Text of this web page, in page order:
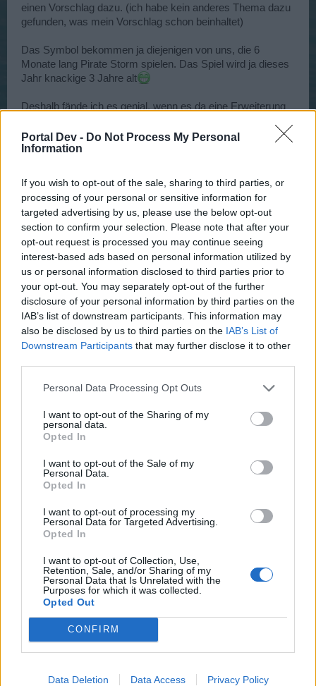
Portal Dev - Do Not Process My Personal
Information
If you wish to opt-out of the sale, sharing to third parties, or
processing of your personal or sensitive information for
targeted advertising by us, please use the below opt-out
section to confirm your selection. Please note that after your
opt-out request is processed you may continue seeing
interest-based ads based on personal information utilized by
us or personal information disclosed to third parties prior to
your opt-out. You may separately opt-out of the further
disclosure of your personal information by third parties on the
IAB’s list of downstream participants. This information may
also be disclosed by us to third parties on the IAB’s List of
Downstream Participants that may further disclose it to other
Personal Data Processing Opt Outs
I want to opt-out of the Sharing of my
personal data.
Opted In
I want to opt-out of the Sale of my
Personal Data.
Opted In
I want to opt-out of processing my
Personal Data for Targeted Advertising.
Opted In
I want to opt-out of Collection, Use,
Retention, Sale, and/or Sharing of my
Personal Data that Is Unrelated with the
Purposes for which it was collected.
Opted Out
CONFIRM
Data Deletion Data Access Privacy Policy
einen Vorschlag dazu. (ich habe kein anderes Thema dazu
gefunden, was mein Vorschlag schon beinhaltet)
Das Symbol bekommen ja diejenigen von uns, die 6
Monate lang Pirate Storm spielen. Das Spiel wird ja dieses
Jahr knackige 3 Jahre alt
Deshalb fände ich es genial, wenn es da eine Erweiterung
Das mit dem halben Jahr sollte grundsätzlich bestehen
Danach als Erweiterung größere, auffälligere Symbole für
Spieler, die länger dabei sind. Wichtig ist für mich aber
auch, dass die Symbole nicht zuuuu groß sind und sich
einfach voneinander unterscheiden. Es soll ja übersichtlich
bleiben auf der Map^^
so erstmal der Vorschlag...
Stufe 1: halbes Jahr
Stufe 2: 1 Jahr
Stufe 3: 2 Jahre
Stufe 4: ... usw
bestimmten Stufe vielleicht die Farbe Gold sehr passend.
Mich würde dabei interessieren, ob es möglich wäre, dass
Spieler mit kleinen Accounts, die sich mal registriert und
kurz gespielt hatten und dann nach 1 Jahr oder später
wieder ins Spiel finden, kein größeres Abzeichen
bekommen als das für 6 Monate.
Zusatzbedingung wie täglich online sein, Mindestlevel oder
ähnliches eingeführt werden müsste, dass diese Art von
Was meint ihr dazu?
L.G Battl3shock3r
guεrrα-pïrα†α,♥♥Rosa♥Bärchen♥♥und